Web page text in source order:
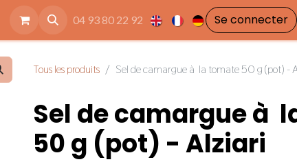
nous Nos engagements
04 93 80 22 92 Se connecter
Tous les produits Sel de camargue à la tomate 50 g (pot) -
Sel de camargue à
50 g (pot) - Alziari